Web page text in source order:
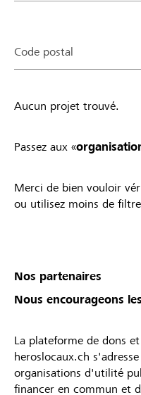
Code postal
Aucun projet trouvé.
Passez aux «
Merci de bien vouloir
ou utilisez moins de
Nos partenaires
Nous encourageons
La plateforme de dons
heroslocaux.ch
organisations d'utilité
financer en commun et